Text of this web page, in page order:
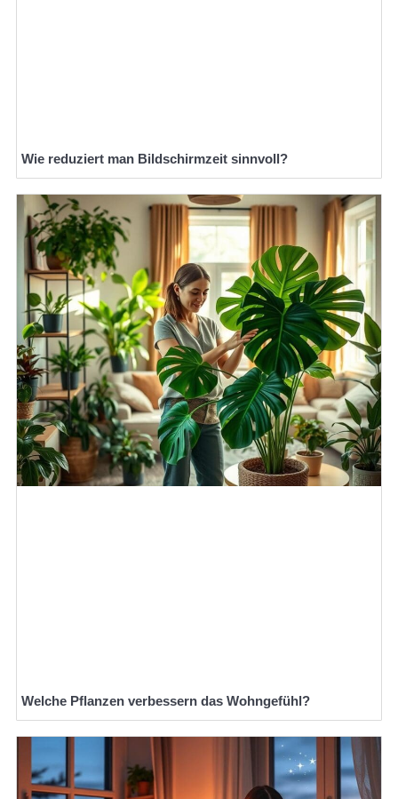
Wie reduziert man Bildschirmzeit sinnvoll?
Welche Pflanzen verbessern das Wohngefühl?